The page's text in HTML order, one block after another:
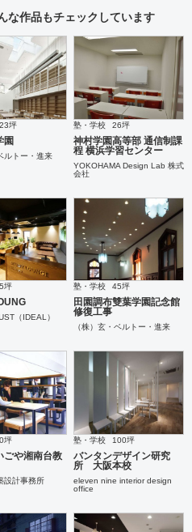
な作品もチェックしています
坪
園
ルトー・進来
塾・学校 26坪
神村学園高等部 通信制課
程 横浜学習センター
YOKOHAMA Design Lab 株式
会社
坪
（IDEAL）
塾・学校 45坪
田園調布雙葉学園記念館
修復工事
（株）玄・ベルトー・進来
坪
や湘南台教
設計事務所
塾・学校 100坪
バンタンデザイン研究
所 大阪本校
eleven nine interior design
office